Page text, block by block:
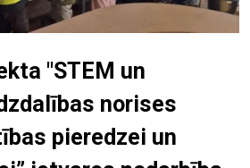
"STEM un
norises
pieredzei un